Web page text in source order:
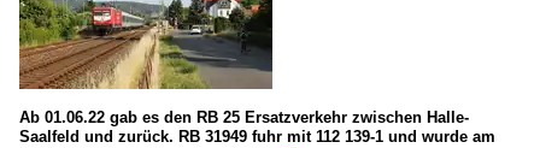
Unternehmen
Mercitalia Rail S.r.l., Roma ·MIR·
Luxemburg
Ab 01.06.22 gab es den RB 25 Ersatzverkehr zwischen Halle-
Saalfeld und zurück. RB 31949 fuhr mit 112 139-1 und wurde am